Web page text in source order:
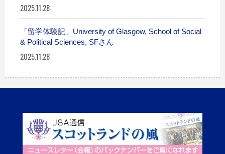
2025.11.28
「留学体験記」University of Glasgow, School of Social
& Political Sciences, SFさん
2025.11.28